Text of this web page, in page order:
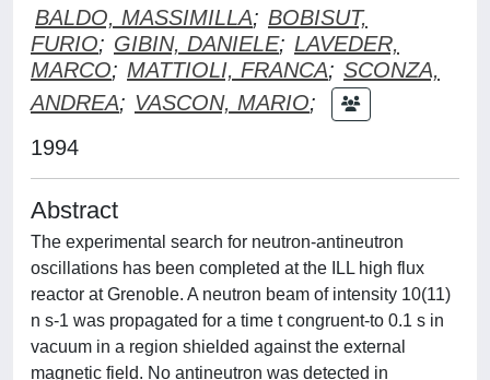
BALDO, MASSIMILLA; BOBISUT,
FURIO; GIBIN, DANIELE; LAVEDER,
MARCO; MATTIOLI, FRANCA; SCONZA,
ANDREA; VASCON, MARIO;
1994
Abstract
The experimental search for neutron-antineutron
oscillations has been completed at the ILL high flux
reactor at Grenoble. A neutron beam of intensity 10(11)
n s-1 was propagated for a time t congruent-to 0.1 s in
vacuum in a region shielded against the external
magnetic field. No antineutron was detected in